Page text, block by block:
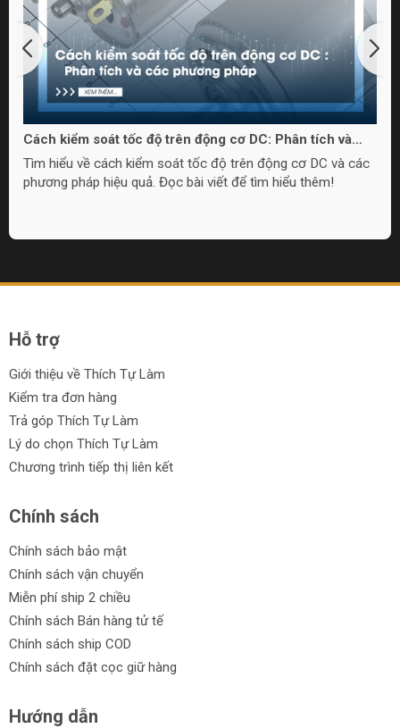
Cách kiểm soát tốc độ trên động cơ DC: Phân tích và
các phương pháp
Tìm hiểu về cách kiểm soát tốc độ trên động cơ DC và các
phương pháp hiệu quả. Đọc bài viết để tìm hiểu thêm!
Hỗ trợ
Giới thiệu về Thích Tự Làm
Kiểm tra đơn hàng
Trả góp Thích Tự Làm
Lý do chọn Thích Tự Làm
Chương trình tiếp thị liên kết
Chính sách
Chính sách bảo mật
Chính sách vận chuyển
Miễn phí ship 2 chiều
Chính sách Bán hàng tử tế
Chính sách ship COD
Chính sách đặt cọc giữ hàng
Hướng dẫn